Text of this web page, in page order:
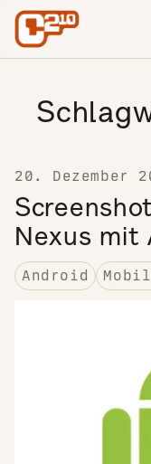
Skip to content
20. Dezember
Nexus mit
Android